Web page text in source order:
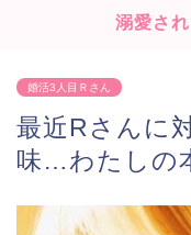
溺愛さ
婚活3人目Ｒさん
最近Rさんに
味…わたしの